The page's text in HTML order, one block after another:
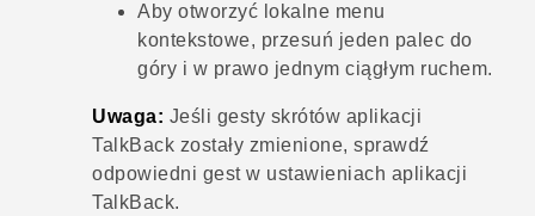
Aby otworzyć lokalne menu
kontekstowe, przesuń jeden palec do
góry i w prawo jednym ciągłym ruchem.
Uwaga: Jeśli gesty skrótów aplikacji
TalkBack zostały zmienione, sprawdź
odpowiedni gest w ustawieniach aplikacji
TalkBack.